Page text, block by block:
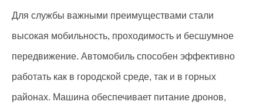
Для службы важными преимуществами стали
высокая мобильность, проходимость и бесшумное
передвижение. Автомобиль способен эффективно
работать как в городской среде, так и в горных
районах. Машина обеспечивает питание дронов,